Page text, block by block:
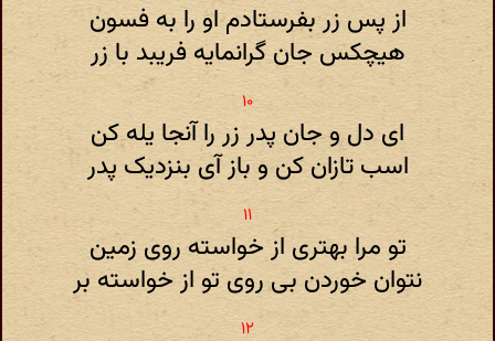
از پس زر بفرستادم او را به فسون
هیچکس جان گرانمایه فریبد با زر
ای دل و جان پدر زر را آنجا یله کن
اسب تازان کن و باز آی بنزدیک پدر
تو مرا بهتری از خواسته روی زمین
نتوان خوردن بی روی تو از خواسته بر